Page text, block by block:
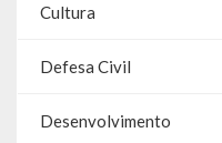
LicitaCon Cidadão
Prestação de Contas
Demonstrativos Contábeis
Cultura
Defesa Civil
Desenvolvimento